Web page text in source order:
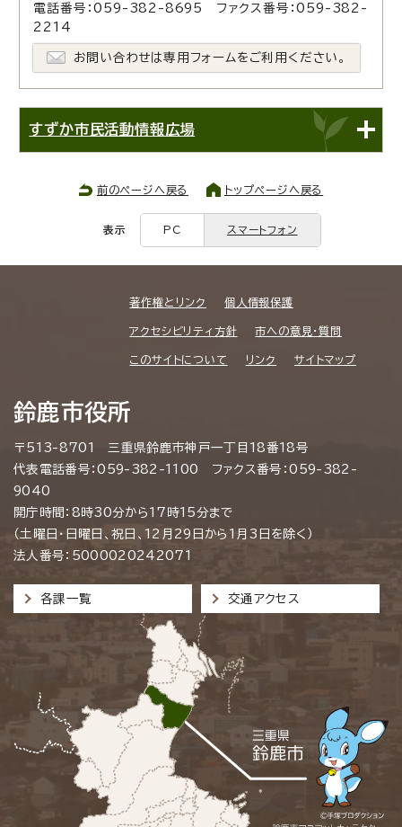
電話番号：059-382-8695 ファクス番号：059-382-
2214
お問い合わせは専用フォームをご利用ください。
すずか市民活動情報広場
前のページへ戻る トップページへ戻る
表示 PC スマートフォン
著作権とリンク 個人情報保護
アクセシビリティ方針 市への意見・質問
このサイトについて リンク サイトマップ
鈴鹿市役所
〒513-8701 三重県鈴鹿市神戸一丁目18番18号
代表電話番号：059-382-1100 ファクス番号：059-382-
9040
開庁時間：8時30分から17時15分まで
（土曜日・日曜日、祝日、12月29日から1月3日を除く）
法人番号：5000020242071
各課一覧 交通アクセス